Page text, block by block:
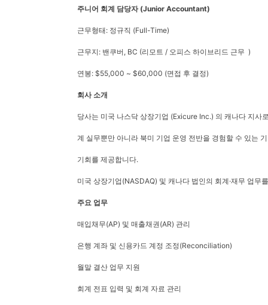
주니어 회계 담당자 (Junior Accountant)
근무형태: 정규직 (Full-Time)
근무지: 밴쿠버, BC (리모트 / 오피스 하이브리드 근무 )
연봉: $55,000 ~ $60,000 (면접 후 결정)
회사 소개
당사는 미국 나스닥 상장기업 (Exicure Inc.) 의 캐나다 지사
계 실무뿐만 아니라 북미 기업 운영 전반을 경험할 수 있는
기회를 제공합니다.
미국 상장기업(NASDAQ) 및 캐나다 법인의 회계·재무 업
주요 업무
매입채무(AP) 및 매출채권(AR) 관리
은행 계좌 및 신용카드 계정 조정(Reconciliation)
월말 결산 업무 지원
회계 전표 입력 및 회계 자료 관리